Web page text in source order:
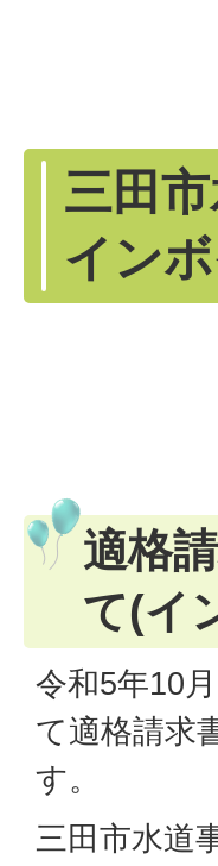
三田
イン
適格
て(イ
令和5年10
て適格請求
す。
三田市水道